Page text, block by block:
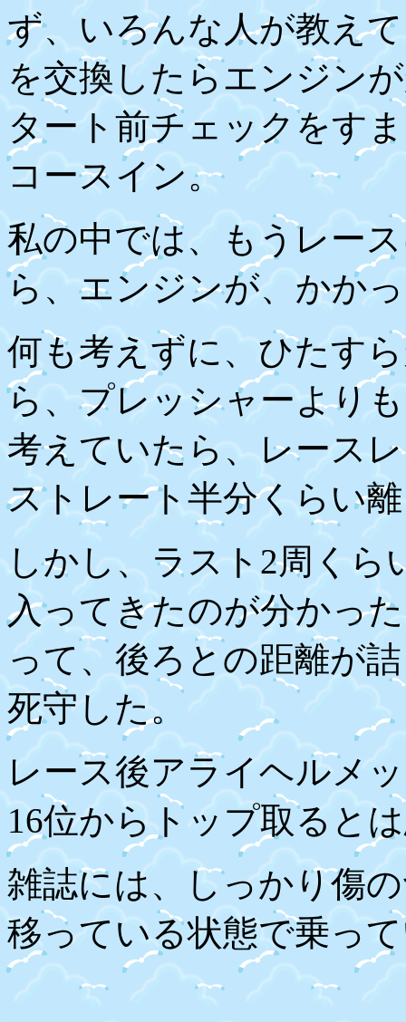
ず、いろんな人が教え
を交換したらエンジン
タート前チェックをす
コースイン。
私の中では、もうレー
ら、エンジンが、かか
何も考えずに、ひたす
ら、プレッシャーより
考えていたら、レース
ストレート半分くらい
しかし、ラスト 2周くら
入ってきたのが分かっ
って、後ろとの距離が
死守した。
レース後アライヘルメ
16位からトップ取ると
雑誌には、しっかり傷
移っている状態で乗っ